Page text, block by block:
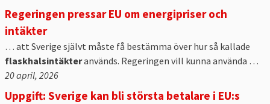
Regeringen pressar EU om energipriser och
intäkter
… att Sverige självt måste få bestämma över hur så kallade
flaskhalsintäkteranvänds. Regeringen vill kunna använda …
20 april, 2026
Uppgift: Sverige kan bli största betalare i EU:s